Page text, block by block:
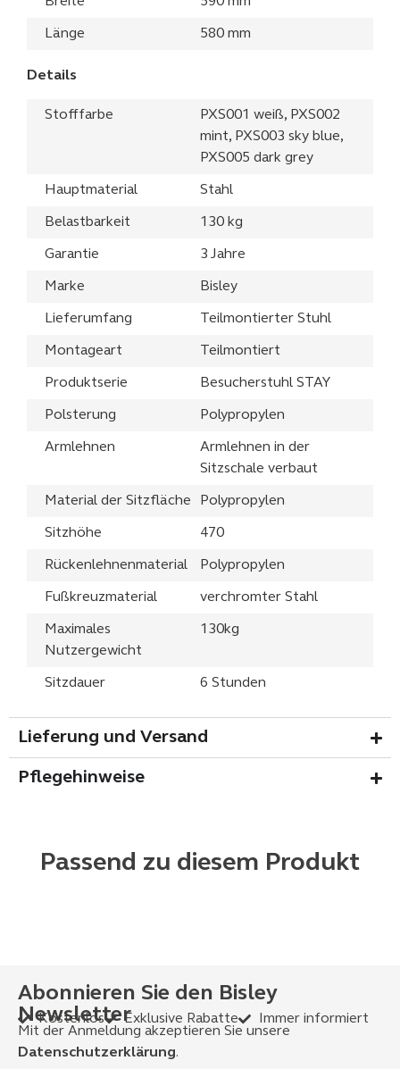
Länge 580 mm
Details
Stofffarbe
PXS001 weiß, PXS002
mint, PXS003 sky blue,
PXS005 dark grey
Hauptmaterial Stahl
Belastbarkeit 130 kg
Garantie 3 Jahre
Marke Bisley
Lieferumfang Teilmontierter Stuhl
Montageart Teilmontiert
Produktserie Besucherstuhl STAY
Polsterung Polypropylen
Armlehnen
Armlehnen in der
Sitzschale verbaut
Material der Sitzfläche Polypropylen
Sitzhöhe 470
Rückenlehnenmaterial Polypropylen
Fußkreuzmaterial verchromter Stahl
Maximales
Nutzergewicht
130kg
Sitzdauer 6 Stunden
Lieferung und Versand
Pflegehinweise
Passend zu diesem Produkt
Abonnieren Sie den Bisley
Newsletter
Kostenlos Exklusive Rabatte
Immer informiert
Mit der Anmeldung akzeptieren Sie unsere
Datenschutzerklärung.